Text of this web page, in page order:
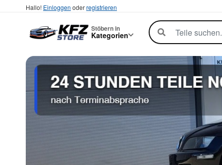
Hallo! Einloggen oderregistrieren
Stöbern in
Kategorien